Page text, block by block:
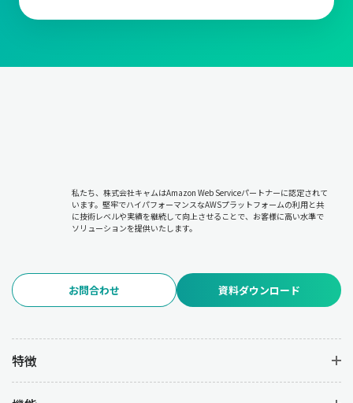
私たち、株式会社キャムはAmazon Web Serviceパートナーに認定されて
います。堅牢でハイパフォーマンスなAWSプラットフォームの利用と共
に技術レベルや実績を継続して向上させることで、お客様に高い水準で
ソリューションを提供いたします。
お問合わせ 資料ダウンロード
特徴